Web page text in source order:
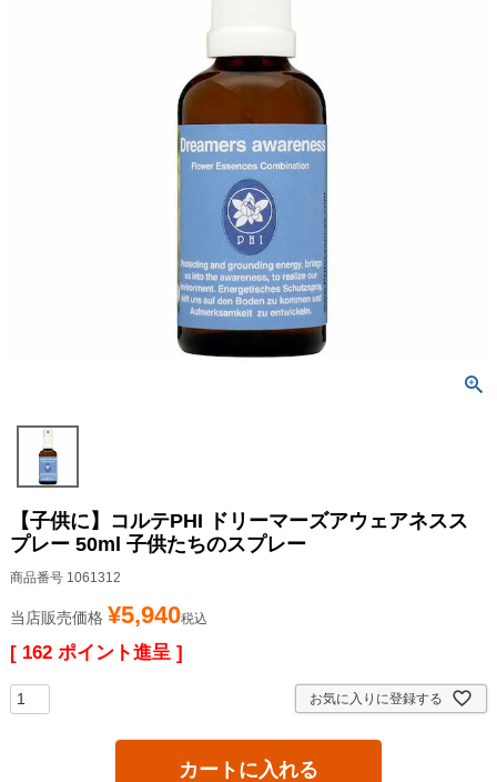
【子供に】コルテPHI ドリーマーズアウェアネスス
プレー 50ml 子供たちのスプレー
商品番号 1061312
当店販売価格 ¥5,940税込
[ 162 ポイント進呈 ]
お気に入りに登録する
カートに入れる